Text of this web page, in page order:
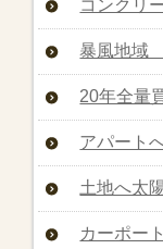
コンクリ
暴風地域
20年全量
アパート
土地へ太
カーポー